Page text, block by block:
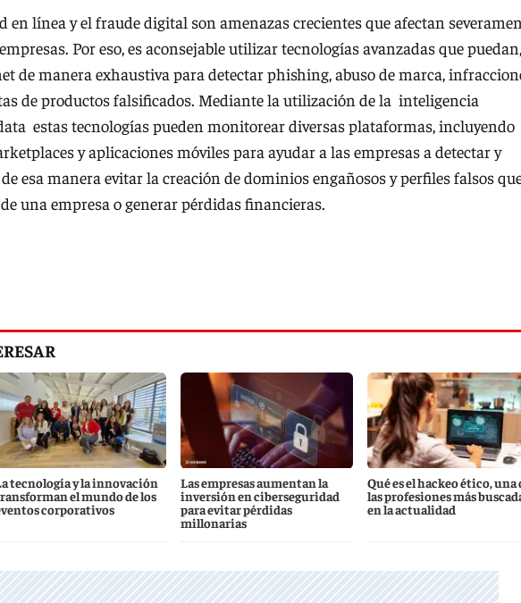
línea y el fraude digital son amenazas crecientes que afectan
Por eso, es aconsejable utilizar tecnologías avanzadas que puedan,
de manera exhaustiva para detectar phishing, abuso de marca,
de productos falsificados. Mediante la utilización de la inteligencia
estas tecnologías pueden monitorear diversas plataformas, incluyendo
y aplicaciones móviles para ayudar a las empresas a detectar y
esa manera evitar la creación de dominios engañosos y perfiles falsos
una empresa o generar pérdidas financieras.
tecnología y la innovación
el mundo de los
corporativos
Las empresas aumentan la
inversión en ciberseguridad
para evitar pérdidas
millonarias
Qué es el hackeo ético, una
las profesiones más
en la actualidad